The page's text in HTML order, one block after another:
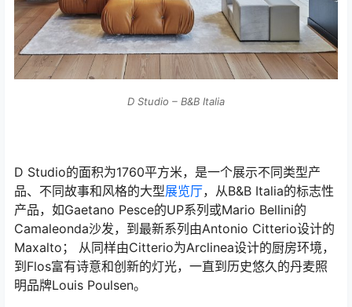
D Studio – B&B Italia
D Studio的面积为1760平方米，是一个展示不同类型产
品、不同故事和风格的大型展览厅，从B&B Italia的标志性
产品，如Gaetano Pesce的UP系列或Mario Bellini的
Camaleonda沙发，到最新系列由Antonio Citterio设计的
Maxalto； 从同样由Citterio为Arclinea设计的厨房环境，
到Flos富有诗意和创新的灯光，一直到历史悠久的丹麦照
明品牌Louis Poulsen。